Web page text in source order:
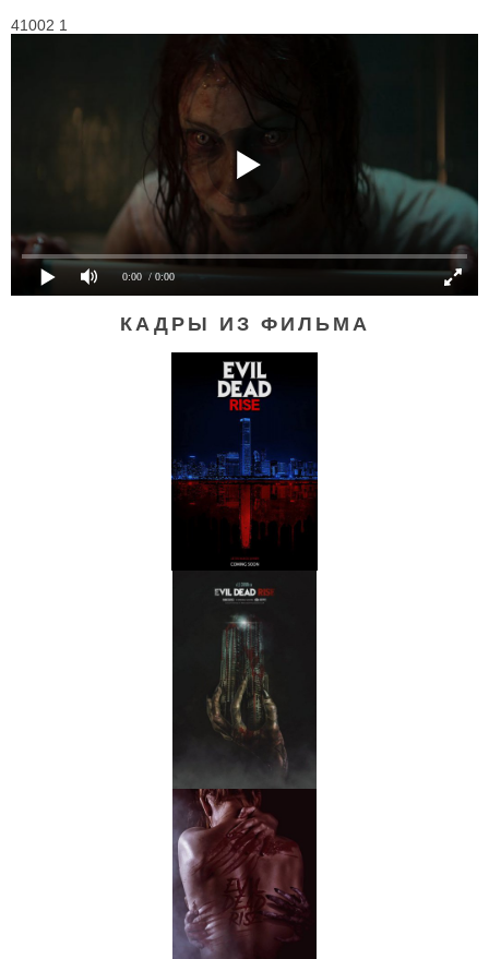
41002 1
0:00 / 0:00
КАДРЫ ИЗ ФИЛЬМА